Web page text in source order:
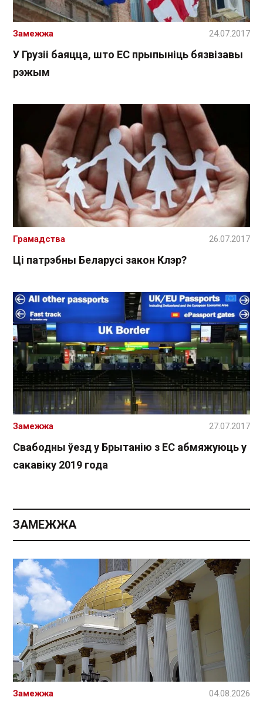
У Грузіі баяцца, што ЕС прыпыніць бязвізавы
рэжым
Замежжа 24.07.2017
Ці патрэбны Беларусі закон Клэр?
Грамадства 26.07.2017
Свабодны ўезд у Брытанію з ЕС абмяжуюць у
сакавіку 2019 года
Замежжа 27.07.2017
ЗАМЕЖЖА
Замежжа 04.08.2026